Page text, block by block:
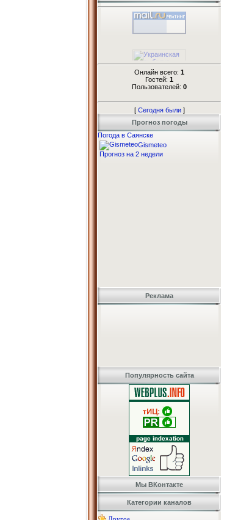
Онлайн всего: 1
Гостей: 1
Пользователей: 0
[ Сегодня были]
Прогноз погоды
Погода в Саянске
Gismeteo
Прогноз на 2 недели
Реклама
Популярность сайта
Мы ВКонтакте
Категории каналов